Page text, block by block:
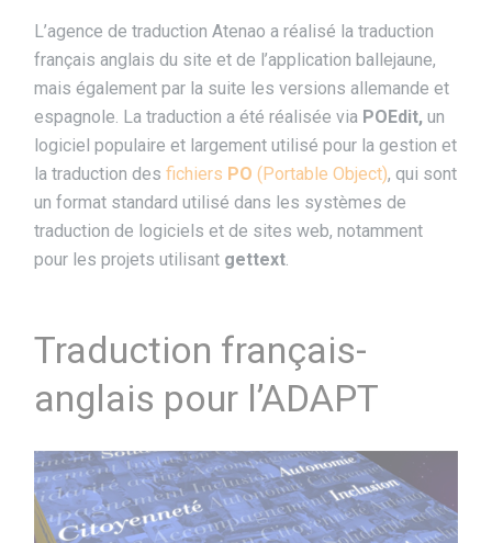
L’agence de traduction Atenao a réalisé la traduction
français anglais du site et de l’application ballejaune,
mais également par la suite les versions allemande et
espagnole. La traduction a été réalisée via POEdit, un
logiciel populaire et largement utilisé pour la gestion et
la traduction des fichiers PO (Portable Object), qui sont
un format standard utilisé dans les systèmes de
traduction de logiciels et de sites web, notamment
pour les projets utilisant gettext.
Traduction français-
anglais pour l’ADAPT